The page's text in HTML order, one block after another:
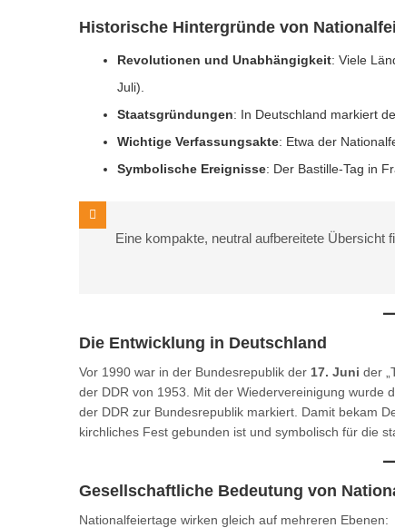
Historische Hintergründe von
Revolutionen und Unabhängigkeit: Viele
Juli).
Staatsgründungen: In Deutschland markiert
Wichtige Verfassungsakte: Etwa der
Symbolische Ereignisse: Der Bastille-Tag in
Eine kompakte, neutral aufbereitete Übersicht
Die Entwicklung in Deutschland
Vor 1990 war in der Bundesrepublik der 17. Juni der
der DDR von 1953. Mit der Wiedervereinigung wurde
der DDR zur Bundesrepublik markiert. Damit bekam
kirchliches Fest gebunden ist und symbolisch für die
Gesellschaftliche Bedeutung von
Nationalfeiertage wirken gleich auf mehreren Ebenen: